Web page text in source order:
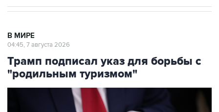
В МИРЕ
04:45, 7 августа 2026
Трамп подписал указ для борьбы с
"родильным туризмом"